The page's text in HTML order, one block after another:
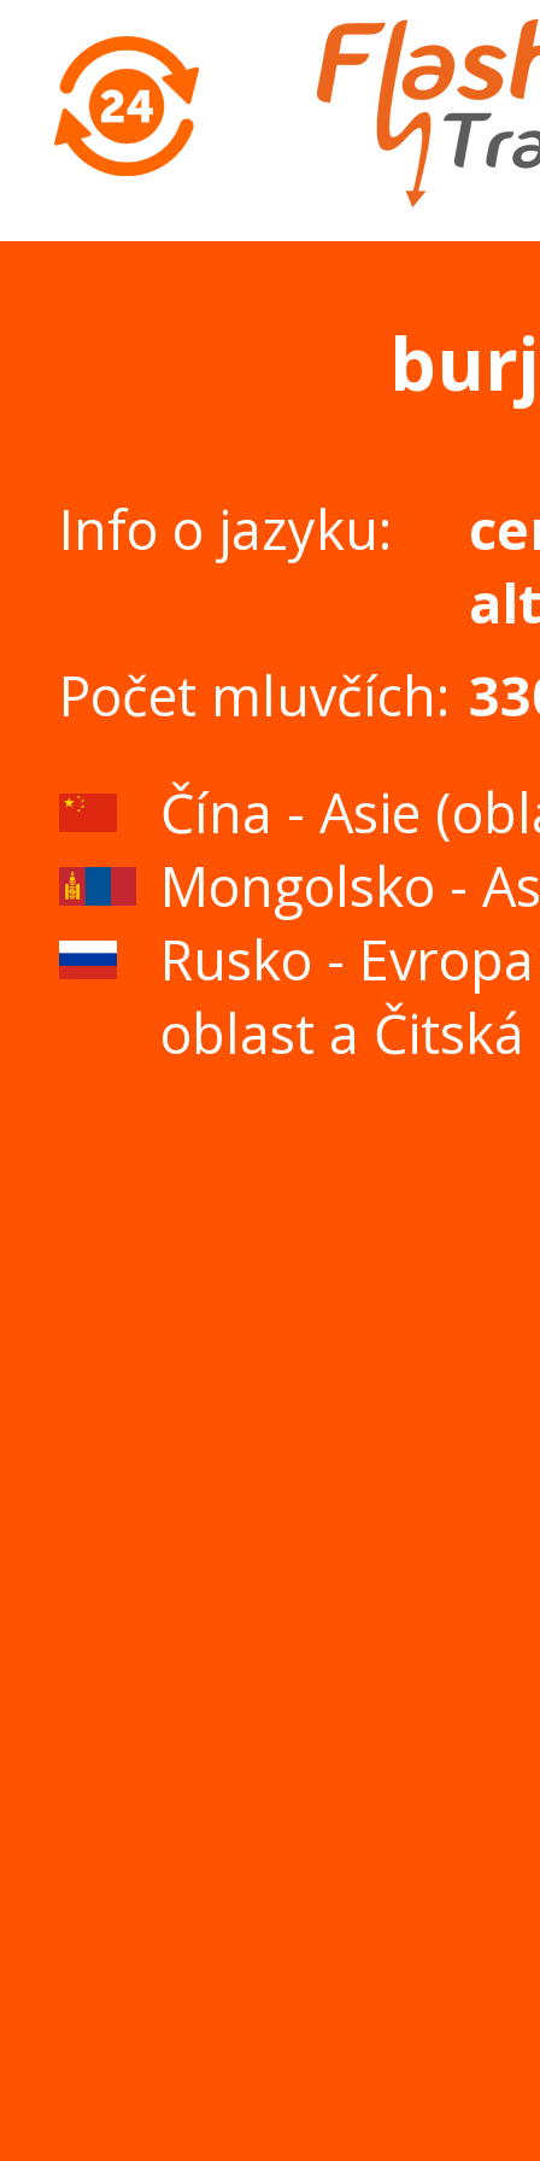
Info o jazyku:
Počet mluvčích:
Čína - Asie
Mongolsko -
Rusko -
oblast a